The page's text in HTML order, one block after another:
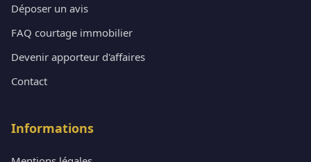
Déposer un avis
FAQ courtage immobilier
Devenir apporteur d'affaires
Contact
Informations